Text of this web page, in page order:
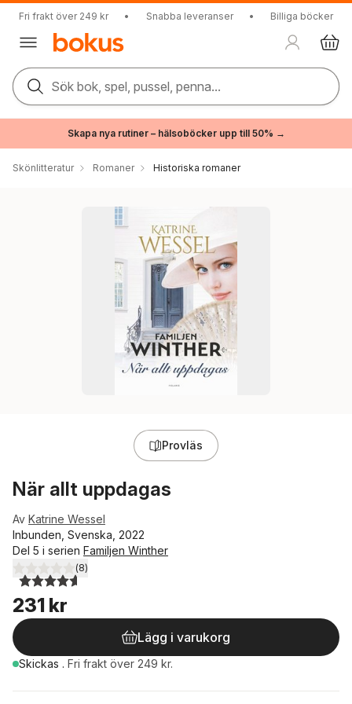
Fri frakt över 249 kr • Snabba leveranser • Billiga böcker
Sök bok, spel, pussel, penna...
Skapa nya rutiner – hälsoböcker upp till 50% →
Skönlitteratur Romaner Historiska romaner
Provläs
När allt uppdagas
Av Katrine Wessel
Inbunden, Svenska, 2022
Del 5 i serien Familjen Winther
4,6utav 5 stjärnor. Totalt antal röster:
(8)
231 kr
Lägg i varukorg
Skickas . Fri frakt över 249 kr.